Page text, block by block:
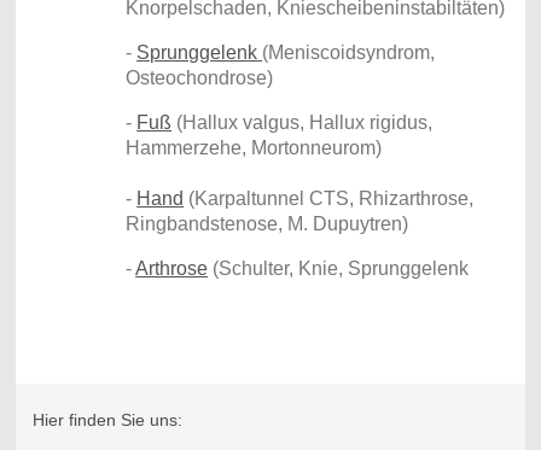
Knorpelschaden, Kniescheibeninstabiltäten)
- Sprunggelenk (Meniscoidsyndrom,
Osteochondrose)
- Fuß (Hallux valgus, Hallux rigidus,
Hammerzehe, Mortonneurom)
- Hand (Karpaltunnel CTS, Rhizarthrose,
Ringbandstenose, M. Dupuytren)
-Arthrose (Schulter, Knie, Sprunggelenk
Hier finden Sie uns: